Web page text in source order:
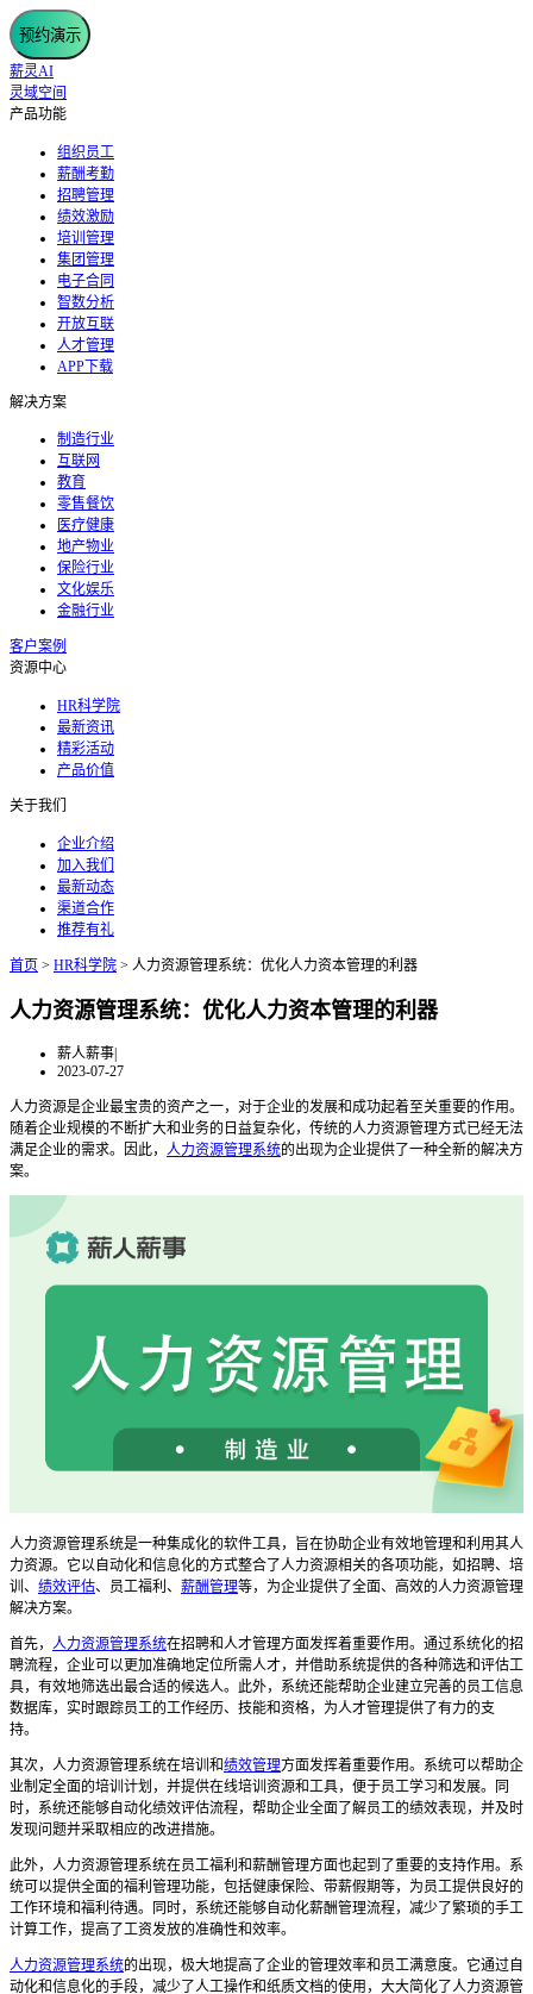
预约演示
薪灵AI
灵域空间
产品功能
组织员工
薪酬考勤
招聘管理
绩效激励
培训管理
集团管理
电子合同
智数分析
开放互联
人才管理
APP下载
解决方案
制造行业
互联网
教育
零售餐饮
医疗健康
地产物业
保险行业
文化娱乐
金融行业
客户案例
资源中心
HR科学院
最新资讯
精彩活动
产品价值
关于我们
企业介绍
加入我们
最新动态
渠道合作
推荐有礼
首页 > HR科学院 > 人力资源管理系统：优化人力资本管理的利器
人力资源管理系统：优化人力资本管理的利器
薪人薪事|
2023-07-27
人力资源是企业最宝贵的资产之一，对于企业的发展和成功起着至关重要的作用。
随着企业规模的不断扩大和业务的日益复杂化，传统的人力资源管理方式已经无法
满足企业的需求。因此， 人力资源管理系统的出现为企业提供了一种全新的解决方
案。
人力资源管理系统是一种集成化的软件工具，旨在协助企业有效地管理和利用其人
力资源。它以自动化和信息化的方式整合了人力资源相关的各项功能，如招聘、培
训、 绩效评估、员工福利、 薪酬管理等，为企业提供了全面、高效的人力资源管理
解决方案。
首先， 人力资源管理系统在招聘和人才管理方面发挥着重要作用。通过系统化的招
聘流程，企业可以更加准确地定位所需人才，并借助系统提供的各种筛选和评估工
具，有效地筛选出最合适的候选人。此外，系统还能帮助企业建立完善的员工信息
数据库，实时跟踪员工的工作经历、技能和资格，为人才管理提供了有力的支
持。
其次，人力资源管理系统在培训和绩效管理方面发挥着重要作用。系统可以帮助企
业制定全面的培训计划，并提供在线培训资源和工具，便于员工学习和发展。同
时，系统还能够自动化绩效评估流程，帮助企业全面了解员工的绩效表现，并及时
发现问题并采取相应的改进措施。
此外，人力资源管理系统在员工福利和薪酬管理方面也起到了重要的支持作用。系
统可以提供全面的福利管理功能，包括健康保险、带薪假期等，为员工提供良好的
工作环境和福利待遇。同时，系统还能够自动化薪酬管理流程，减少了繁琐的手工
计算工作，提高了工资发放的准确性和效率。
人力资源管理系统的出现，极大地提高了企业的管理效率和员工满意度。它通过自
动化和信息化的手段，减少了人工操作和纸质文档的使用，大大简化了人力资源管